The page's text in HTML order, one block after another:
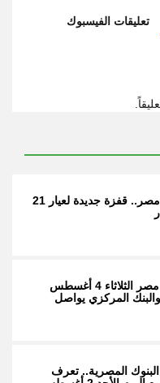
تعليقات الفيسبوك
سعر الذهب اليوم في مصر.. قفزة جديدة لعيار 21
سعر الدولار اليوم في مصر الثلاثاء 4 أغسطس
والبنك المركزي يواصل
المصرية.. تعرف